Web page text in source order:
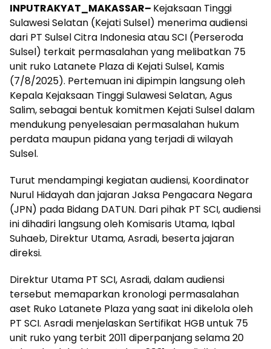
INPUTRAKYAT_MAKASSAR– Kejaksaan Tinggi
Sulawesi Selatan (Kejati Sulsel) menerima audiensi
dari PT Sulsel Citra Indonesia atau SCI (Perseroda
Sulsel) terkait permasalahan yang melibatkan 75
unit ruko Latanete Plaza di Kejati Sulsel, Kamis
(7/8/2025). Pertemuan ini dipimpin langsung oleh
Kepala Kejaksaan Tinggi Sulawesi Selatan, Agus
Salim, sebagai bentuk komitmen Kejati Sulsel dalam
mendukung penyelesaian permasalahan hukum
perdata maupun pidana yang terjadi di wilayah
Sulsel.
Turut mendampingi kegiatan audiensi, Koordinator
Nurul Hidayah dan jajaran Jaksa Pengacara Negara
(JPN) pada Bidang DATUN. Dari pihak PT SCI, audiensi
ini dihadiri langsung oleh Komisaris Utama, Iqbal
Suhaeb, Direktur Utama, Asradi, beserta jajaran
direksi.
Direktur Utama PT SCI, Asradi, dalam audiensi
tersebut memaparkan kronologi permasalahan
aset Ruko Latanete Plaza yang saat ini dikelola oleh
PT SCI. Asradi menjelaskan Sertifikat HGB untuk 75
unit ruko yang terbit 2011 diperpanjang selama 20